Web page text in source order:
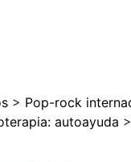
> Pop-rock
autoayuda >